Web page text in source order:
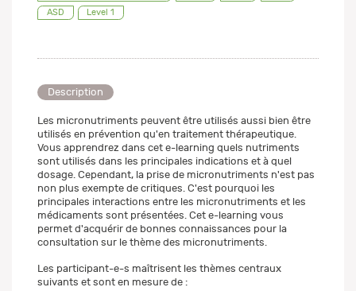
ASD
Level 1
Description
Les micronutriments peuvent être utilisés aussi bien être
utilisés en prévention qu'en traitement thérapeutique.
Vous apprendrez dans cet e-learning quels nutriments
sont utilisés dans les principales indications et à quel
dosage. Cependant, la prise de micronutriments n'est pas
non plus exempte de critiques. C'est pourquoi les
principales interactions entre les micronutriments et les
médicaments sont présentées. Cet e-learning vous
permet d'acquérir de bonnes connaissances pour la
consultation sur le thème des micronutriments.
Les participant-e-s maîtrisent les thèmes centraux
suivants et sont en mesure de :